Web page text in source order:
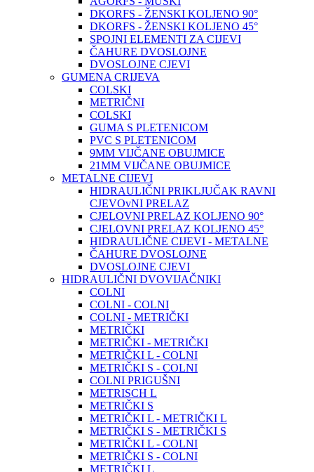
DKORFS - ŽENSKI KOLJENO 90°
DKORFS - ŽENSKI KOLJENO 45°
SPOJNI ELEMENTI ZA CIJEVI
ČAHURE DVOSLOJNE
DVOSLOJNE CJEVI
GUMENA CRIJEVA
COLSKI
METRIČNI
COLSKI
GUMA S PLETENICOM
PVC S PLETENICOM
9MM VIJČANE OBUJMICE
21MM VIJČANE OBUJMICE
METALNE CIJEVI
HIDRAULIČNI PRIKLJUČAK RAVNI
CJEVOvNI PRELAZ
CJELOVNI PRELAZ KOLJENO 90°
CJELOVNI PRELAZ KOLJENO 45°
HIDRAULIČNE CIJEVI - METALNE
ČAHURE DVOSLOJNE
DVOSLOJNE CJEVI
HIDRAULIČNI DVOVIJAČNIKI
COLNI
COLNI - COLNI
COLNI - METRIČKI
METRIČKI
METRIČKI - METRIČKI
METRIČKI L - COLNI
METRIČKI S - COLNI
COLNI PRIGUŠNI
METRISCH L
METRIČKI S
METRIČKI L - METRIČKI L
METRIČKI S - METRIČKI S
METRIČKI L - COLNI
METRIČKI S - COLNI
METRIČKI L